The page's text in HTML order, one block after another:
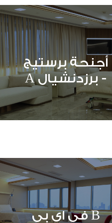
أجنحة برستيج
- برزدنشيال A
B في اي بي